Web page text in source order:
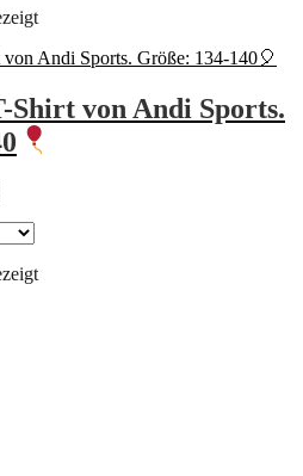
Shirt von Andi Sports.